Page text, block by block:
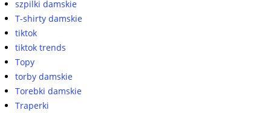
szpilki damskie
T-shirty damskie
tiktok
tiktok trends
Topy
torby damskie
Torebki damskie
Traperki